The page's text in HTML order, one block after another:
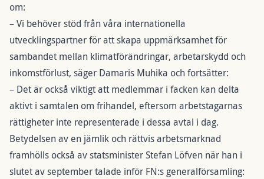
om:
– Vi behöver stöd från våra internationella
utvecklingspartner för att skapa uppmärksamhet för
sambandet mellan klimatförändringar, arbetarskydd och
inkomstförlust, säger Damaris Muhika och fortsätter:
– Det är också viktigt att medlemmar i facken kan delta
aktivt i samtalen om frihandel, eftersom arbetstagarnas
rättigheter inte representerade i dessa avtal i dag.
Betydelsen av en jämlik och rättvis arbetsmarknad
framhölls också av statsminister Stefan Löfven när han i
slutet av september talade inför FN:s generalförsamling: